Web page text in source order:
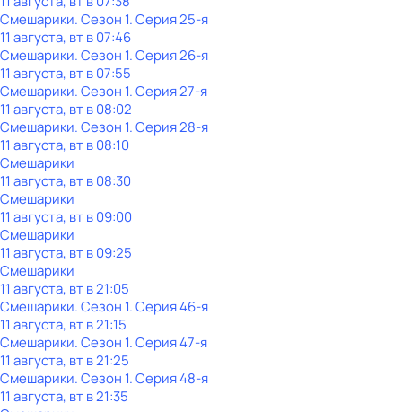
Смешарики. Сезон 1. Серия 25-я
11 августа, вт в 07:46
Смешарики. Сезон 1. Серия 26-я
11 августа, вт в 07:55
Смешарики. Сезон 1. Серия 27-я
11 августа, вт в 08:02
Смешарики. Сезон 1. Серия 28-я
11 августа, вт в 08:10
Смешарики
11 августа, вт в 08:30
Смешарики
11 августа, вт в 09:00
Смешарики
11 августа, вт в 09:25
Смешарики
11 августа, вт в 21:05
Смешарики. Сезон 1. Серия 46-я
11 августа, вт в 21:15
Смешарики. Сезон 1. Серия 47-я
11 августа, вт в 21:25
Смешарики. Сезон 1. Серия 48-я
11 августа, вт в 21:35